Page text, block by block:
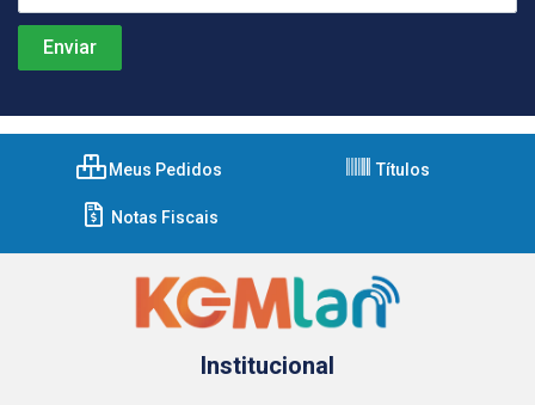
Meus Pedidos Títulos
Notas Fiscais
Institucional